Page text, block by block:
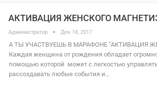
АКТИВАЦИЯ ЖЕНСКОГО
Администратор Дек 18, 2017
А ТЫ УЧАСТВУЕШЬ В МАРАФОНЕ "АКТИВАЦИЯ
Каждая женщина от рождения обладает
помощью которой может с легкостью
рассоздавать любые события и…